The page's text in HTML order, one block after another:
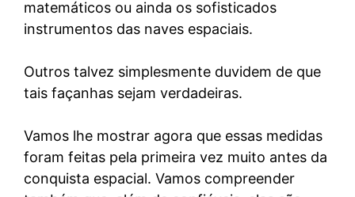
matemáticos ou ainda os sofisticados
instrumentos das naves espaciais.
Outros talvez simplesmente duvidem de que
tais façanhas sejam verdadeiras.
Vamos lhe mostrar agora que essas medidas
foram feitas pela primeira vez muito antes da
conquista espacial. Vamos compreender